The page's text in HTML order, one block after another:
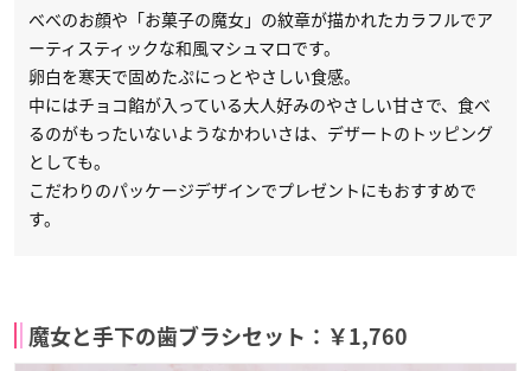
べべのお顔や「お菓子の魔女」の紋章が描かれたカラフルでア
ーティスティックな和風マシュマロです。
卵白を寒天で固めたぷにっとやさしい食感。
中にはチョコ餡が入っている大人好みのやさしい甘さで、食べ
るのがもったいないようなかわいさは、デザートのトッピング
としても。
こだわりのパッケージデザインでプレゼントにもおすすめで
す。
魔女と手下の歯ブラシセット：￥1,760